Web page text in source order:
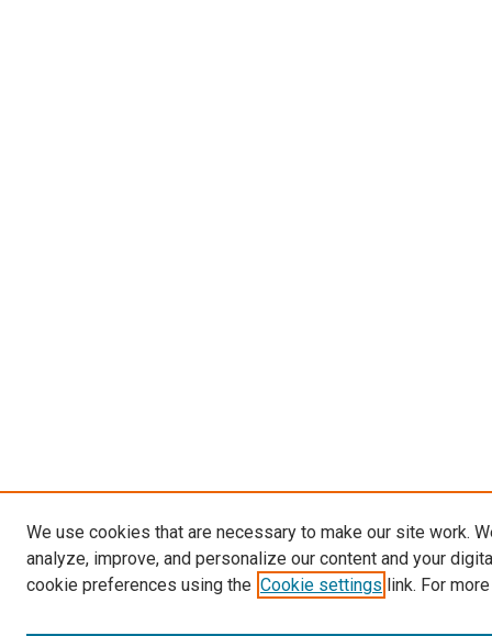
We use cookies that are necessary to make our site work.
analyze, improve, and personalize our content and your
cookie preferences using the Cookie settings link. For